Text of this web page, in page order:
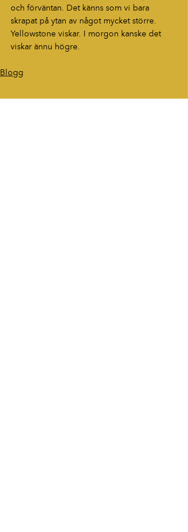
och förväntan. Det känns som vi bara
skrapat på ytan av något mycket större.
Yellowstone viskar. I morgon kanske det
viskar ännu högre.
Blogg